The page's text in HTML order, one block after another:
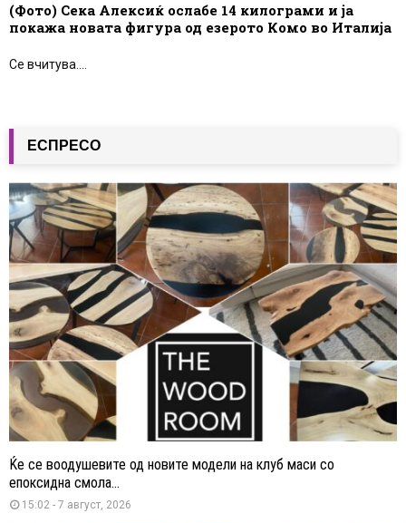
(Фото) Сека Алексиќ ослабе 14 килограми и ја
покажа новата фигура од езерото Комо во Италија
Се вчитува....
ЕСПРЕСО
Ќе се воодушевите од новите модели на клуб маси со
епоксидна смола...
15:02 - 7 август, 2026